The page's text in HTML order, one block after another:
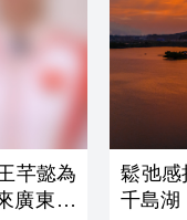
芊懿為
廣東感
鬆弛感
千島湖